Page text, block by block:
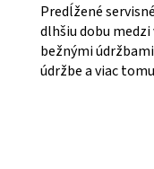
Predĺžené
dlhšiu dobu
bežnými
údržbe a viac